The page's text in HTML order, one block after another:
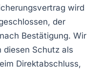
wird
der
Bestätigung. Wir
Schutz als
Direktabschluss,